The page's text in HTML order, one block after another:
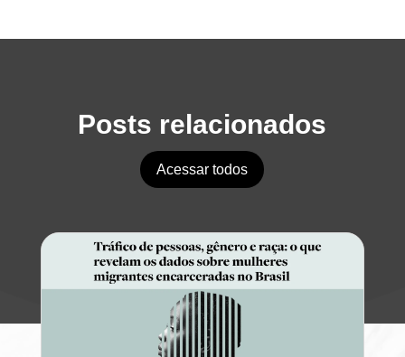
Posts relacionados
Acessar todos